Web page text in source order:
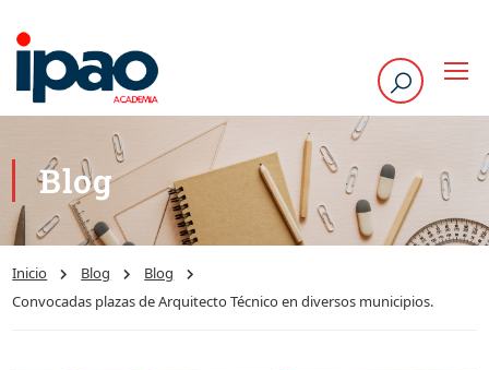
Blog
Inicio Blog
Blog
Convocadas plazas de Arquitecto Técnico en diversos municipios.